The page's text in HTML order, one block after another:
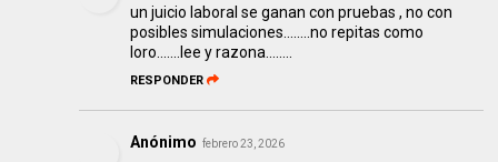
un juicio laboral se ganan con pruebas , no con
posibles simulaciones........no repitas como
loro.......lee y razona........
RESPONDER
Anónimo febrero 23, 2026